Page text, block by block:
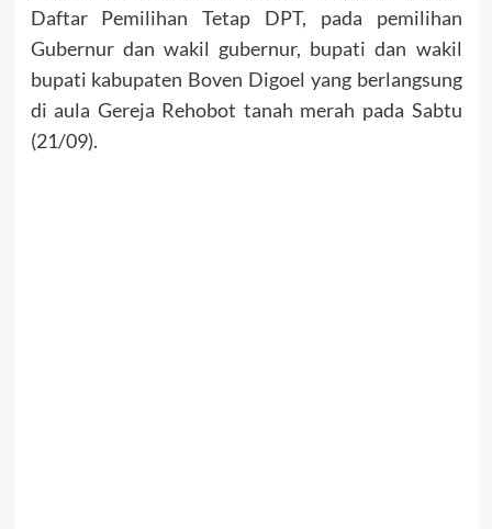
Daftar Pemilihan Tetap DPT, pada pemilihan
Gubernur dan wakil gubernur, bupati dan wakil
bupati kabupaten Boven Digoel yang berlangsung
di aula Gereja Rehobot tanah merah pada Sabtu
(21/09).